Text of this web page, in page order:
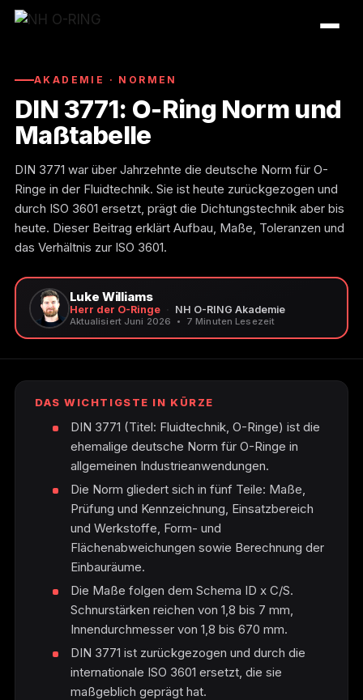
Zum
Inhalt
O-Ring Tabellen
O-Ring Beständigkeiten
O-Ring Toleranzen
O-Ring Lexikon
AKADEMIE · NORMEN
DIN 3771: O-Ring Norm und
Maßtabelle
DIN 3771 war über Jahrzehnte die deutsche Norm für O-
Ringe in der Fluidtechnik. Sie ist heute zurückgezogen und
durch ISO 3601 ersetzt, prägt die Dichtungstechnik aber bis
heute. Dieser Beitrag erklärt Aufbau, Maße, Toleranzen und
das Verhältnis zur ISO 3601.
Luke Williams
Herr der O-Ringe NH O-RING Akademie
Aktualisiert Juni 2026 7 Minuten Lesezeit
DAS WICHTIGSTE IN KÜRZE
DIN 3771 (Titel: Fluidtechnik, O-Ringe) ist die
ehemalige deutsche Norm für O-Ringe in
allgemeinen Industrieanwendungen.
Die Norm gliedert sich in fünf Teile: Maße,
Prüfung und Kennzeichnung, Einsatzbereich
und Werkstoffe, Form- und
Flächenabweichungen sowie Berechnung der
Einbauräume.
Die Maße folgen dem Schema ID x C/S.
Schnurstärken reichen von 1,8 bis 7 mm,
Innendurchmesser von 1,8 bis 670 mm.
DIN 3771 ist zurückgezogen und durch die
internationale ISO 3601 ersetzt, die sie
maßgeblich geprägt hat.